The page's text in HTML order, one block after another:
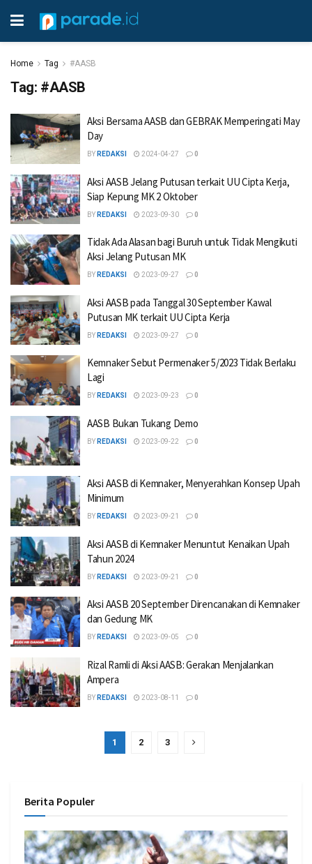
Home Tag #AASB
Tag: #AASB
Aksi Bersama AASB dan GEBRAK Memperingati May
Day
BY REDAKSI 2024-04-27 0
Aksi AASB Jelang Putusan terkait UU Cipta Kerja,
Siap Kepung MK 2 Oktober
BY REDAKSI 2023-09-30 0
Tidak Ada Alasan bagi Buruh untuk Tidak Mengikuti
Aksi Jelang Putusan MK
BY REDAKSI 2023-09-27 0
Aksi AASB pada Tanggal 30 September Kawal
Putusan MK terkait UU Cipta Kerja
BY REDAKSI 2023-09-27 0
Kemnaker Sebut Permenaker 5/2023 Tidak Berlaku
Lagi
BY REDAKSI 2023-09-23 0
AASB Bukan Tukang Demo
BY REDAKSI 2023-09-22 0
Aksi AASB di Kemnaker, Menyerahkan Konsep Upah
Minimum
BY REDAKSI 2023-09-21 0
Aksi AASB di Kemnaker Menuntut Kenaikan Upah
Tahun 2024
BY REDAKSI 2023-09-21 0
Aksi AASB 20 September Direncanakan di Kemnaker
dan Gedung MK
BY REDAKSI 2023-09-05 0
Rizal Ramli di Aksi AASB: Gerakan Menjalankan
Ampera
BY REDAKSI 2023-08-11 0
1 2 3
Berita Populer